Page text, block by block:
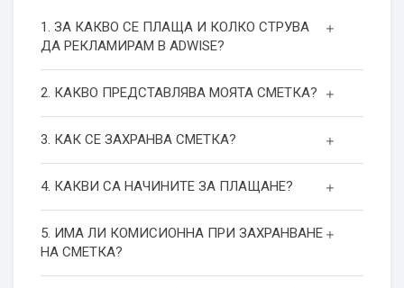
1. ЗА КАКВО СЕ ПЛАЩА И КОЛКО СТРУВА
ДА РЕКЛАМИРАМ В ADWISE?
2. КАКВО ПРЕДСТАВЛЯВА МОЯТА СМЕТКА?
3. КАК СЕ ЗАХРАНВА СМЕТКА?
4. КАКВИ СА НАЧИНИТЕ ЗА ПЛАЩАНЕ?
5. ИМА ЛИ КОМИСИОННА ПРИ ЗАХРАНВАНЕ
НА СМЕТКА?